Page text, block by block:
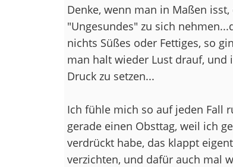
Denke, wenn man in Maßen
"Ungesundes" zu sich
nichts Süßes oder Fettiges, so
man halt wieder Lust drauf, und
Druck zu setzen...
Ich fühle mich so auf jeden Fall
gerade einen Obsttag, weil ich
verdrückt habe, das klappt
verzichten, und dafür auch mal